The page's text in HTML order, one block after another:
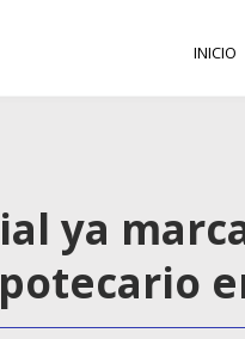
INICIO
ya